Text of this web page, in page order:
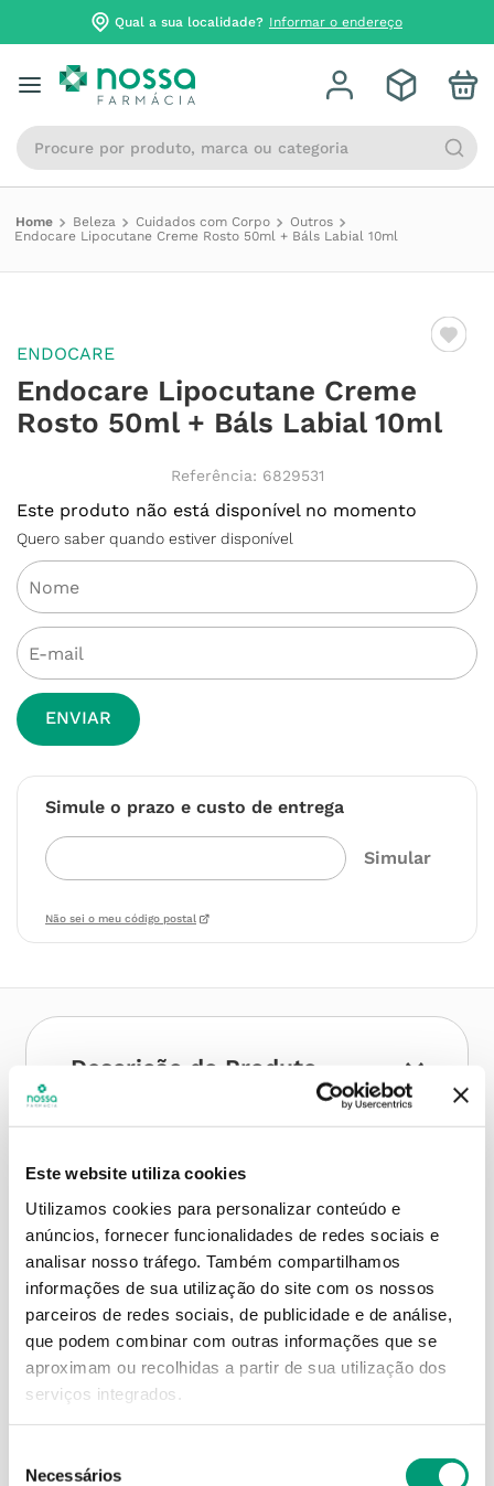
Este website utiliza cookies
Utilizamos cookies para personalizar conteúdo e
anúncios, fornecer funcionalidades de redes sociais e
analisar nosso tráfego. Também compartilhamos
informações de sua utilização do site com os nossos
parceiros de redes sociais, de publicidade e de análise,
que podem combinar com outras informações que se
aproximam ou recolhidas a partir de sua utilização dos
serviços integrados.
Necessários
Qual a sua localidade? Informar o endereço
Procure por produto, marca ou categoria
Beleza Cuidados com Corpo
Outros
Endocare Lipocutane Creme Rosto 50ml + Báls Labial 10ml
ENDOCARE
Endocare Lipocutane Creme
Rosto 50ml + Báls Labial 10ml
Referência: 6829531
Este produto não está disponível no momento
Quero saber quando estiver disponível
ENVIAR
Simule o prazo e custo de entrega
Não sei o meu código postal
Descrição do Produto
Modo de utilização
Contra-indicações
Informações técnicas